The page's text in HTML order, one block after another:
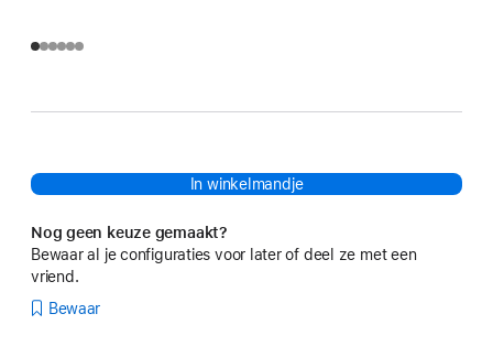
In winkelmandje
Nog geen keuze gemaakt?
Bewaar al je configuraties voor later of deel ze met een
vriend.
Bewaar